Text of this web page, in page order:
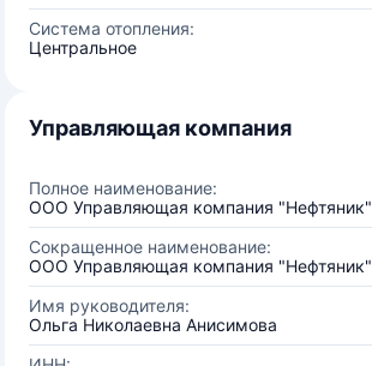
Система отопления:
Центральное
Управляющая компания
Полное наименование:
ООО Управляющая компания "Нефтяник"
Сокращенное наименование:
ООО Управляющая компания "Нефтяник"
Имя руководителя:
Ольга Николаевна Анисимова